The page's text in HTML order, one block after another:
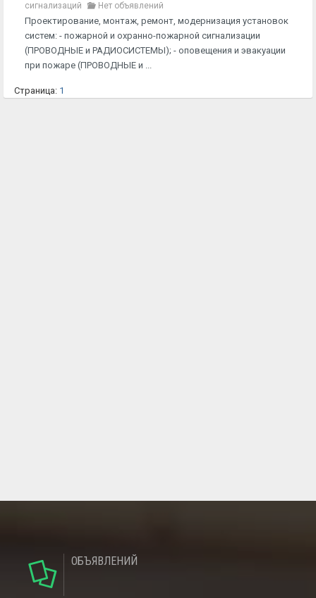
сигнализаций
Нет объявлений
Проектирование, монтаж, ремонт, модернизация установок
систем: - пожарной и охранно-пожарной сигнализации
(ПРОВОДНЫЕ и РАДИОСИСТЕМЫ); - оповещения и эвакуации
при пожаре (ПРОВОДНЫЕ и ...
Страница: 1
ОБЪЯВЛЕНИЙ